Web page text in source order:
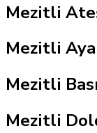
Mezitli
Mezitli
Mezitli
Mezitli